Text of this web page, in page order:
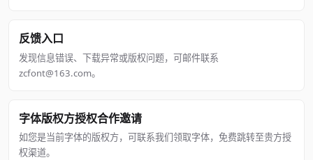
反馈入口
发现信息错误、下载异常或版权问题，可邮件联系
zcfont@163.com。
字体版权方授权合作邀请
如您是当前字体的版权方，可联系我们领取字体，免费跳转至贵方授
权渠道。